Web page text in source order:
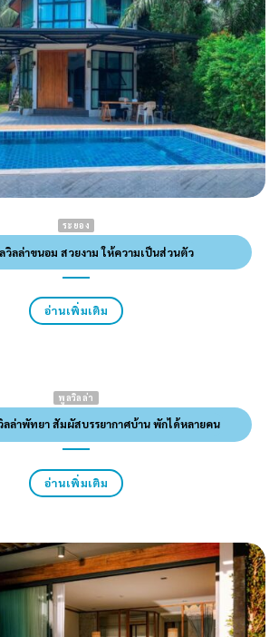
ระยอง
ลล่าขนอม สวยงาม ให้ความเป็นส่วนตัว
อ่านเพิ่มเติม
พูลวิลล่า
ล่าพัทยา สัมผัสบรรยากาศบ้าน พักได้หลายคน
อ่านเพิ่มเติม